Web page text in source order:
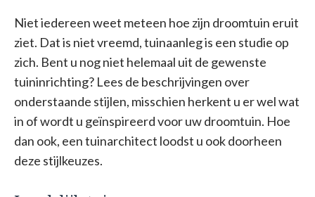
Niet iedereen weet meteen hoe zijn droomtuin eruit
ziet. Dat is niet vreemd, tuinaanleg is een studie op
zich. Bent u nog niet helemaal uit de gewenste
tuininrichting? Lees de beschrijvingen over
onderstaande stijlen, misschien herkent u er wel wat
in of wordt u geïnspireerd voor uw droomtuin. Hoe
dan ook, een tuinarchitect loodst u ook doorheen
deze stijlkeuzes.